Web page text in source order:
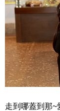
走到哪蓋到那~